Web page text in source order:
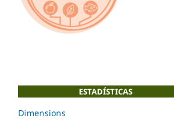
ESTADÍSTICAS
Dimensions